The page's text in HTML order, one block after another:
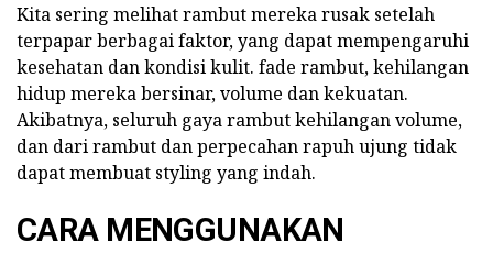
Kita sering melihat rambut mereka rusak setelah
terpapar berbagai faktor, yang dapat mempengaruhi
kesehatan dan kondisi kulit. fade rambut, kehilangan
hidup mereka bersinar, volume dan kekuatan.
Akibatnya, seluruh gaya rambut kehilangan volume,
dan dari rambut dan perpecahan rapuh ujung tidak
dapat membuat styling yang indah.
CARA MENGGUNAKAN